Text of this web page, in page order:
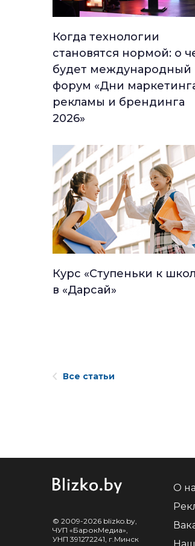
Когда технологии
становятся нормой: о
будет международный
форум «Дни
рекламы и брендинга
2026»
Курс «Ступеньки к
в «Дарсай»
Все статьи
© 2009-2026 blizko.by,
ЧУП «БарокМедиа»,
УНП 391272241, г.Минск
О